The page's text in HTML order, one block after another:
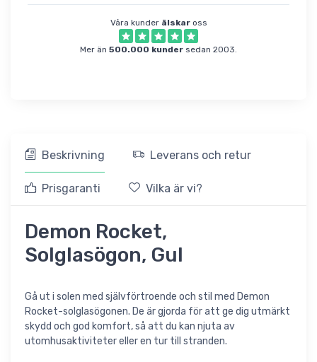
Våra kunder älskaross
Mer än 500.000 kunder sedan 2003.
Beskrivning Leverans och retur
Prisgaranti Vilka är vi?
Demon Rocket,
Solglasögon, Gul
Gå ut i solen med självförtroende och stil med Demon
Rocket-solglasögonen. De är gjorda för att ge dig utmärkt
skydd och god komfort, så att du kan njuta av
utomhusaktiviteter eller en tur till stranden.